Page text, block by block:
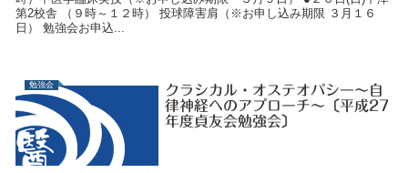
第2校舎 （９時～１２時） 投球障害肩（※お申し込み期限 ３月１６
日） 勉強会お申込...
勉強会
クラシカル・オステオパシー～自
律神経へのアプローチ～〔平成27
年度貞友会勉強会〕